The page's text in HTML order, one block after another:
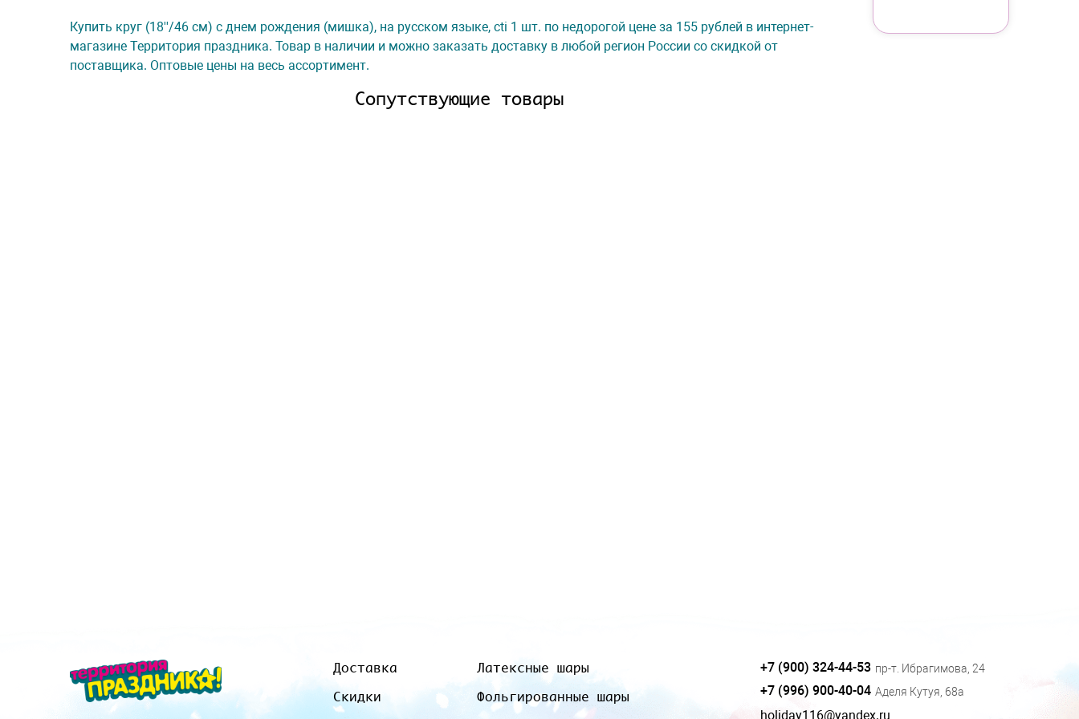
Купить круг (18''/46 см) с днем рождения (мишка), на русском языке, cti 1 шт. по недорогой цене за 155 рублей в интернет-
магазине Территория праздника. Товар в наличии и можно заказать доставку в любой регион России со скидкой от
поставщика. Оптовые цены на весь ассортимент.
Сопутствующие товары
Доставка
Скидки
Латексные шары
Фольгированные шары
+7 (900) 324-44-53 пр-т. Ибрагимова, 24
+7 (996) 900-40-04 Аделя Кутуя, 68а
holiday116@yandex.ru